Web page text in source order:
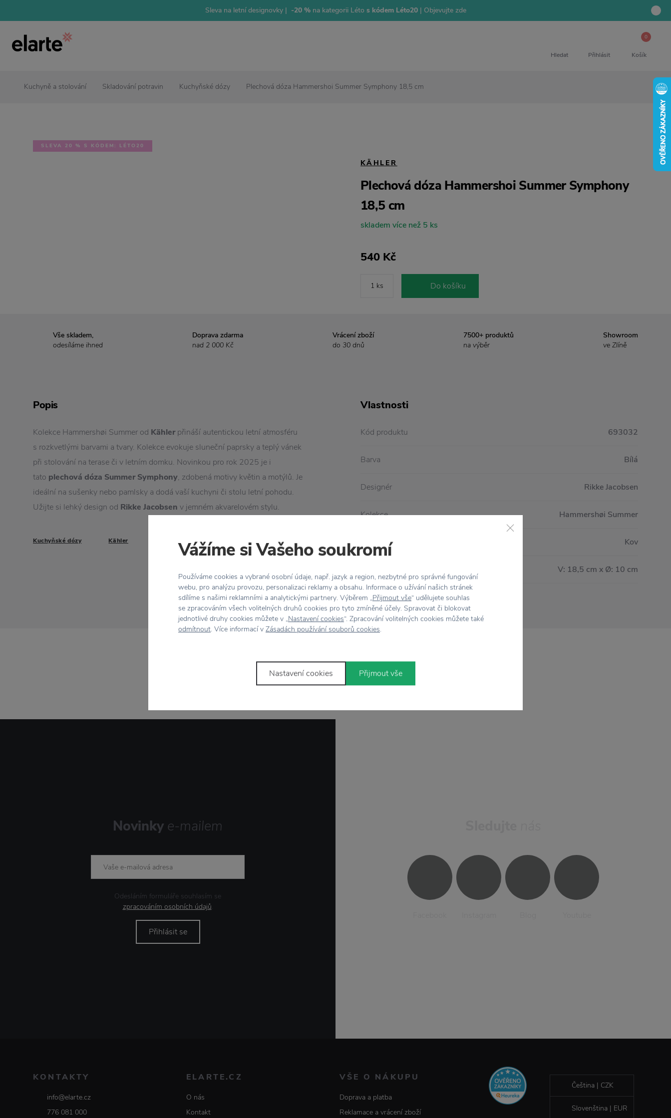
Sleva na letní designovky | -20 %na kategorii Létos kódem Léto20 | Objevujte zde
Hledat Přihlásit
0
Košík
Kuchyně a stolování Skladování potravin Kuchyňské dózy Plechová dóza Hammershoi Summer Symphony 18,5 cm
SLEVA 20 % S KÓDEM: LÉTO20
KÄHLER
Plechová dóza Hammershoi Summer Symphony
18,5 cm
skladem více než 5 ks
540 Kč
Do košíku
Vše skladem,
odesíláme ihned
Doprava zdarma
nad 2 000 Kč
Vrácení zboží
do 30 dnů
7500+ produktů
na výběr
Showroom
ve Zlíně
Popis
Kolekce Hammershøi Summer od Kählerpřináší autentickou letní atmosféru
s rozkvetlými barvami a tvary. Kolekce evokuje sluneční paprsky a teplý vánek
při stolování na terase či v letním domku. Novinkou pro rok 2025 je i
tato plechová dóza Summer Symphony, zdobená motivy květin a motýlů. Je
ideální na sušenky nebo pamlsky a dodá vaší kuchyni či stolu letní pohodu.
Užijte si lehký design od Rikke Jacobsen v jemném akvarelovém stylu.
Kuchyňské dózy Kähler
Vlastnosti
Kód produktu 693032
Barva Bílá
Designér Rikke Jacobsen
Kolekce Hammershøi Summer
Kov
V: 18,5 cm x Ø: 10 cm
Stojí zapozornost
Novinky e-mailem
Odesláním formuláře souhlasím se
zpracováním osobních údajů.
Přihlásit se
KONTAKTY
info@elarte.cz
776 081 000
ELARTE.CZ
O nás
Kontakt
VŠE O NÁKUPU
Doprava a platba
Reklamace a vrácení zboží
Čeština | CZK
Slovenština | EUR
Vážíme si Vašeho soukromí
Používáme cookies a vybrané osobní údaje, např. jazyk a region, nezbytné pro správné fungování
webu, pro analýzu provozu, personalizaci reklamy a obsahu. Informace o užívání našich stránek
sdílíme s našimi reklamními a analytickými partnery. Výběrem „Přijmout vše“ udělujete souhlas
se zpracováním všech volitelných druhů cookies pro tyto zmíněné účely. Spravovat či blokovat
jednotlivé druhy cookies můžete v „Nastavení cookies“. Zpracování volitelných cookies můžete také
odmítnout. Více informací v Zásadách používání souborů cookies.
Nastavení cookies Přijmout vše